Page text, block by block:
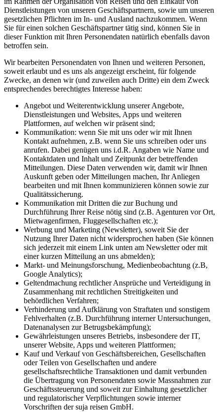
Dienstleistungen von unseren Geschäftspartnern, sowie um unseren
gesetzlichen Pflichten im In- und Ausland nachzukommen. Wenn
Sie für einen solchen Geschäftspartner tätig sind, können Sie in
dieser Funktion mit Ihren Personendaten natürlich ebenfalls davon
betroffen sein.
Wir bearbeiten Personendaten von Ihnen und weiteren Personen,
soweit erlaubt und es uns als angezeigt erscheint, für folgende
Zwecke, an denen wir (und zuweilen auch Dritte) ein dem Zweck
entsprechendes berechtigtes Interesse haben:
Angebot und Weiterentwicklung unserer Angebote,
Dienstleistungen und Websites, Apps und weiteren
Plattformen, auf welchen wir präsent sind;
Kommunikation: wenn Sie mit uns oder wir mit Ihnen
Kontakt aufnehmen, z.B. wenn Sie uns schreiben oder uns
anrufen. Dabei genügen uns i.d.R. Angaben wie Name und
Kontaktdaten und Inhalt und Zeitpunkt der betreffenden
Mitteilungen. Diese Daten verwenden wir, damit wir Ihnen
Auskunft geben oder Mitteilungen machen, Ihr Anliegen
bearbeiten und mit Ihnen kommunizieren können sowie zur
Qualitätssicherung.
Kommunikation mit Dritten die zur Buchung und
Durchführung Ihrer Reise nötig sind (z.B. Agenturen vor Ort,
Mietwagenfirmen, Fluggesellschaften etc.);
Werbung und Marketing (Newsletter), soweit Sie der
Nutzung Ihrer Daten nicht widersprochen haben (Sie können
sich jederzeit mit einem Link unten am Newsletter oder mit
einer kurzen Mitteilung an uns abmelden);
Markt- und Meinungsforschung, Medienbeobachtung (z.B,
Google Analytics);
Geltendmachung rechtlicher Ansprüche und Verteidigung in
Zusammenhang mit rechtlichen Streitigkeiten und
behördlichen Verfahren;
Verhinderung und Aufklärung von Straftaten und sonstigem
Fehlverhalten (z.B. Durchführung interner Untersuchungen,
Datenanalysen zur Betrugsbekämpfung);
Gewährleistungen unseres Betriebs, insbesondere der IT,
unserer Website, Apps und weiteren Plattformen;
Kauf und Verkauf von Geschäftsbereichen, Gesellschaften
oder Teilen von Gesellschaften und andere
gesellschaftsrechtliche Transaktionen und damit verbunden
die Übertragung von Personendaten sowie Massnahmen zur
Geschäftssteuerung und soweit zur Einhaltung gesetzlicher
und regulatorischer Verpflichtungen sowie interner
Vorschriften der suja reisen GmbH.